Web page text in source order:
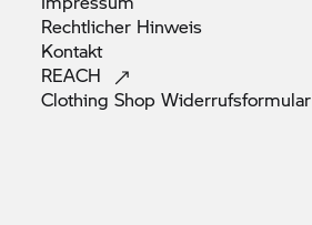
Rechtlicher Hinweis
Kontakt
REACH
Clothing ShopWiderrufsformular